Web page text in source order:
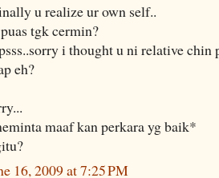
u realize ur own self..
tgk cermin?
i thought u ni relative chin
eh?
maaf kan perkara yg baik*
16, 2009 at 7:25 PM